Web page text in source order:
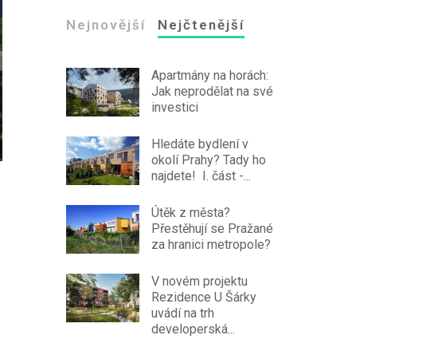
Nejnovější Nejčtenější
Apartmány na horách:
Jak neprodělat na své
investici
Hledáte bydlení v
okolí Prahy? Tady ho
najdete! I. část -...
Útěk z města?
Přestěhují se Pražané
za hranici metropole?
V novém projektu
Rezidence U Šárky
uvádí na trh
developerská...